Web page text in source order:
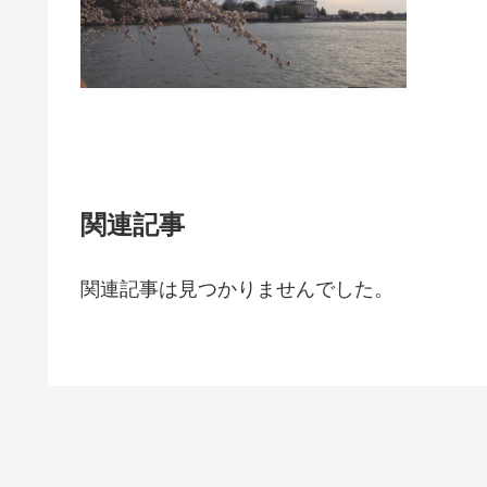
関連記事
関連記事は見つかりませんでした。